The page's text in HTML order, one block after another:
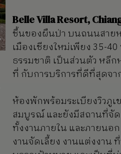
Belle Villa Resort,
ชื้นของผืนป่า บนถนนสายห
เมืองเชียงใหม่เพียง 35-
ธรรมชาติ เป็นส่วนตัว หลี
ที่ กับการบริการที่ดีที่สุดจ
ห้องพักพร้อมระเบียงวิวภู
สมบูรณ์ และยังมีสถานที่จั
ทั้งงานภายใน และภายนอ
งานจัดเลี้ยง งานแต่งงาน